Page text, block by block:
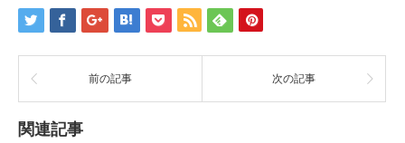
前の記事 次の記事
関連記事